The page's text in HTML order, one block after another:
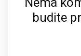
budite